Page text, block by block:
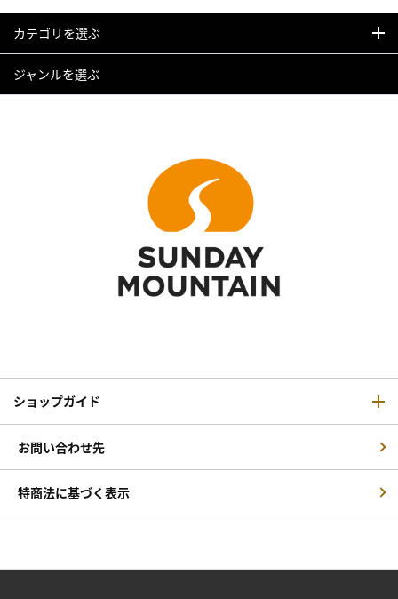
カテゴリを選ぶ
ジャンルを選ぶ
ショップガイド
お問い合わせ先
特商法に基づく表示